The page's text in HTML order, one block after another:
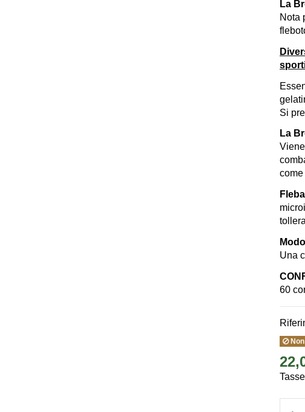
La
Nota
Si
La
Una
60
Non